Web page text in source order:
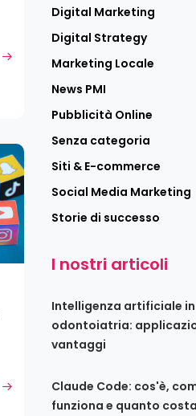
Digital Marketing
Digital Strategy
Marketing Locale
News PMI
Pubblicità Online
Senza categoria
Siti & E-commerce
Social Media Marketing
Storie di successo
I nostri articoli
Intelligenza artificiale in
odontoiatria:
vantaggi
Claude Code: cos'è,
funziona e quanto costa